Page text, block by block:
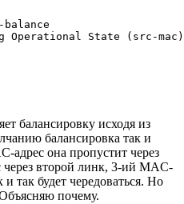
balance
Operational State (src-
балансировку исходя из
балансировка так и
адрес она пропустит через
второй линк, 3-ий MAC-
так будет чередоваться. Но
почему.